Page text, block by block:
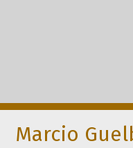
Marcio